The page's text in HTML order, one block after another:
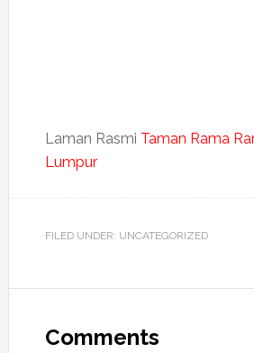
Laman Rasmi Taman Rama
Lumpur
FILED UNDER: UNCATEGORIZED
Interactions
Comments